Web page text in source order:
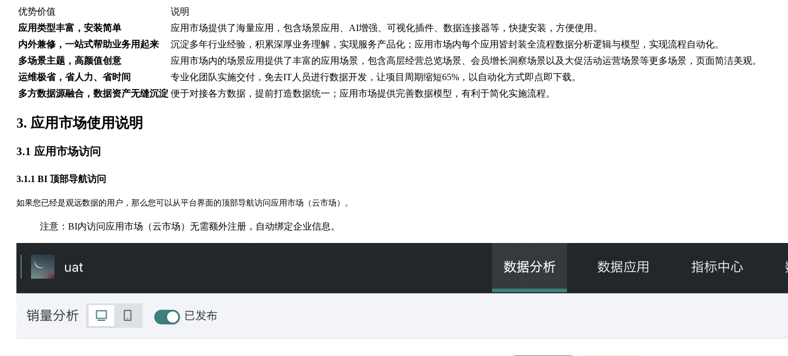
优势价值
说明
应用类型丰富，安装简单
应用市场提供了海量应用，包含场景应用、AI增强、可视化插件、数据连接器等，快捷安装，方便使用。
内外兼修，一站式帮助业务用起来
沉淀多年行业经验，积累深厚业务理解，实现服务产品化；应用市场内每个应用皆封装全流程数据分析逻辑与模型，实现流程自动化。
多场景主题，高颜值创意
应用市场内的场景应用提供了丰富的应用场景，包含高层经营总览场景、会员增长洞察场景以及大促活动运营场景等更多场景，页面简洁美观。
运维极省，省人力、省时间
专业化团队实施交付，免去IT人员进行数据开发，让项目周期缩短65%，以自动化方式即点即下载。
多方数据源融合，数据资产无缝沉淀 便于对接各方数据，提前打造数据统一；应用市场提供完善数据模型，有利于简化实施流程。
3. 应用市场使用说明
3.1 应用市场访问
3.1.1 BI 顶部导航访问
如果您已经是观远数据的用户，那么您可以从平台界面的顶部导航访问应用市场（云市场）。
注意：BI内访问应用市场（云市场）无需额外注册，自动绑定企业信息。